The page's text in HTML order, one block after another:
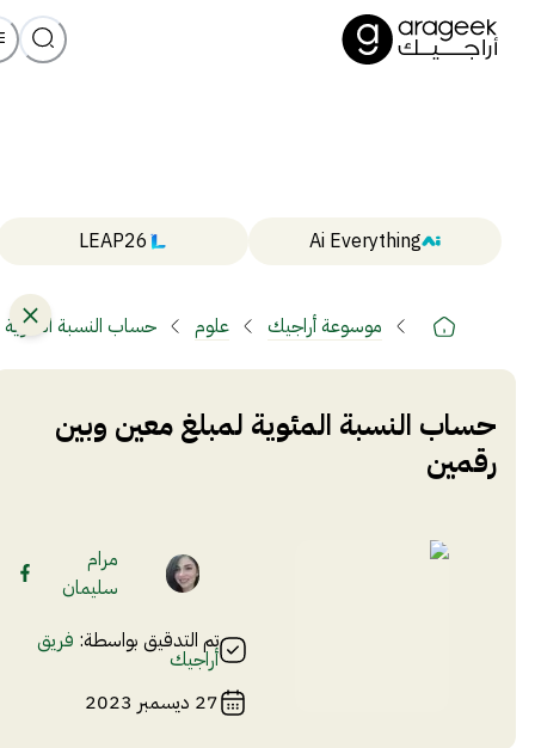
Ai Everything
LEAP26
موسوعة أراجيك علوم حساب النسبة
حساب النسبة المئوية لمبلغ معين وبين
رقمين
مرام
سليمان
تم التدقيق بواسطة: فريق
أراجيك
27 ديسمبر 2023